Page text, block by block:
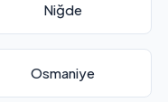
Niğde
Osmaniye